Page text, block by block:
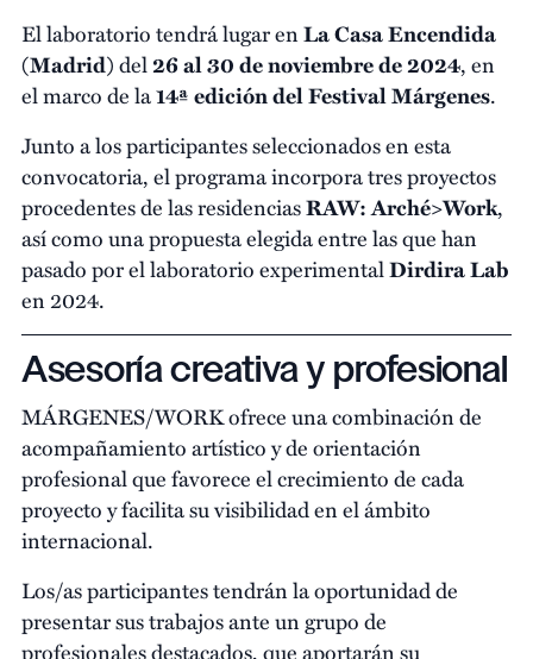
El laboratorio tendrá lugar enLa Casa Encendida
(Madrid)del26 al 30 de noviembre de 2024, en
el marco de la14ª edición del Festival Márgenes.
Junto a los participantes seleccionados en esta
convocatoria, el programa incorpora tres proyectos
procedentes de las residenciasRAW: Arché>Work,
así como una propuesta elegida entre las que han
pasado por el laboratorio experimentalDirdira Lab
en 2024.
Asesoría creativa y profesional
MÁRGENES/WORK ofrece una combinación de
acompañamiento artístico y de orientación
profesional que favorece el crecimiento de cada
proyecto y facilita su visibilidad en el ámbito
internacional.
Los/as participantes tendrán la oportunidad de
presentar sus trabajos ante un grupo de
profesionales destacados, que aportarán su